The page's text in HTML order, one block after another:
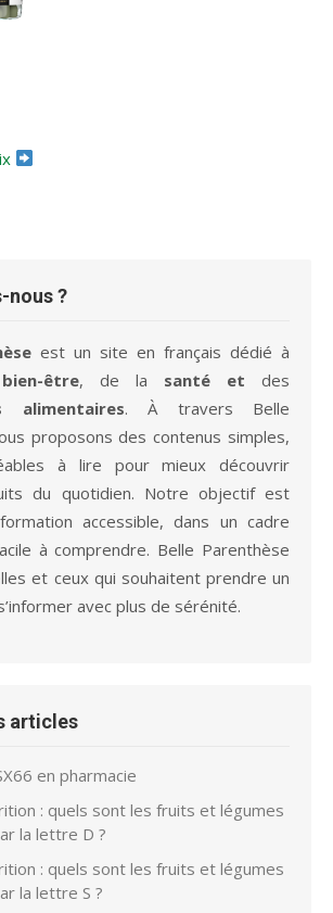
nous ?
est un site en français dédié à
bien-être, de la santé et des
alimentaires. À travers Belle
proposons des contenus simples,
à lire pour mieux découvrir
du quotidien. Notre objectif est
accessible, dans un cadre
à comprendre. Belle Parenthèse
et ceux qui souhaitent prendre un
avec plus de sérénité.
articles
en pharmacie
: quels sont les fruits et légumes
la lettre D ?
: quels sont les fruits et légumes
la lettre S ?